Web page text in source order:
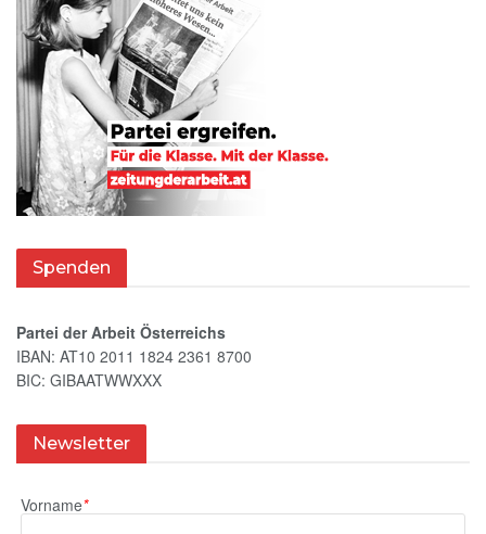
Spenden
Partei der Arbeit Österreichs
IBAN: AT10 2011 1824 2361 8700
BIC: GIBAATWWXXX
Newsletter
Vorname*